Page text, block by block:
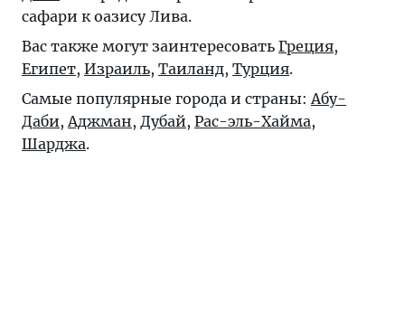
сафари к оазису Лива.
Вас также могут заинтересовать Греция,
Египет, Израиль, Таиланд, Турция.
Самые популярные города и страны:Абу-
Даби,Аджман, Дубай, Рас-эль-Хайма,
Шарджа.